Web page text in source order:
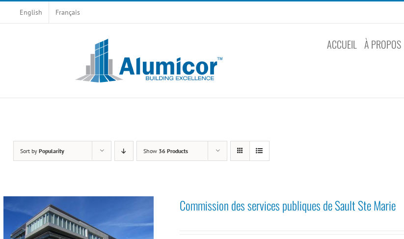
English Français
ACCUEIL À PROPOS
Sort by Popularity Show 36 Products
Commission des services publiques de Sault Ste Marie